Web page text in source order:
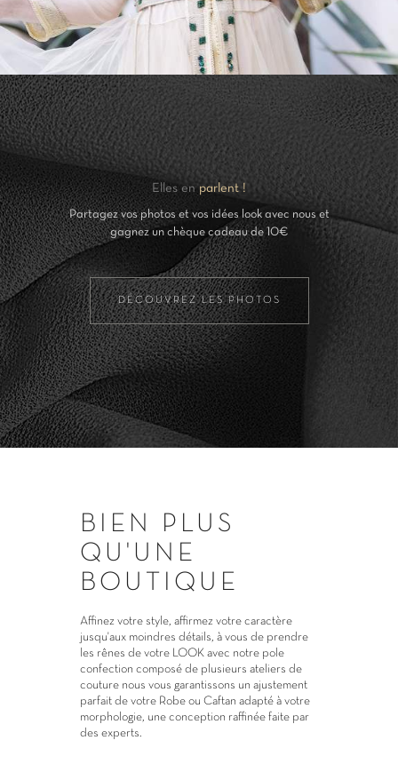
Elles enparlent !
Partagez vos photos et vos idées look avec nous et
gagnez un chèque cadeau de 10€
DÉCOUVREZ LES PHOTOS
BIEN PLUS
QU'UNE
BOUTIQUE
Affinez votre style, affirmez votre caractère
jusqu'aux moindres détails, à vous de prendre
les rênes de votre LOOK avec notre pole
confection composé de plusieurs ateliers de
couture nous vous garantissons un ajustement
parfait de votre Robe ou Caftan adapté à votre
morphologie, une conception raffinée faite par
des experts.